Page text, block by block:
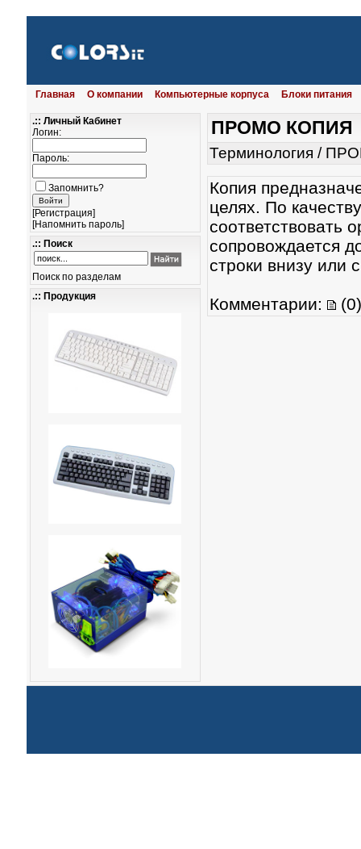
Главная О компании Компьютерные корпуса Блоки питания
.:: Личный Кабинет
Логин:
Пароль:
Запомнить?
[Регистрация]
[Напомнить пароль]
.:: Поиск
Поиск по разделам
.:: Продукция
ПРОМО КОПИЯ
Терминология /
Копия
целях. По
соответствовать
сопровождается
строки внизу или
Комментарии: (0)